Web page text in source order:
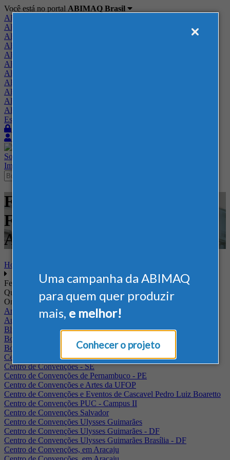
Uma campanha da ABIMAQ
para quem quer produzir
mais, e melhor!
Conhecer o projeto
Você está no portal ABIMAQ Brasil
ABIMAQ Brasil
ABIMAQ Minas Gerais
ABIMAQ Norte-Nordeste
ABIMAQ Paraná
ABIMAQ Piracicaba
ABIMAQ Ribeirão Preto
ABIMAQ Rio de Janeiro
ABIMAQ Rio Grande do Sul
ABIMAQ Santa Catarina
ABIMAQ São Paulo
ABIMAQ Vale do Paraíba
Escritório de Relações Governamentais
Sobre
Imprensa
Feiras - FIDAM Americana -
Feira Internacional -
Alimentício
Home
Feiras
Quando
Onde
Arena Jaguariuna
Auditório Albano Franco - FIEPA
Blumenau - SC
BolognaFiere
Boulevard Olimpico - RJ
Centro Internacional de Convenções do Brasil, em Brasília
Centro de Convenções - SE
Centro de Convenções de Pernambuco - PE
Centro de Convenções e Artes da UFOP
Centro de Convenções e Eventos de Cascavel Pedro Luiz Boaretto
Centro de Convenções PUC - Campus II
Centro de Convenções Salvador
Centro de Convenções Ulysses Guimarães
Centro de Convenções Ulysses Guimarães - DF
Centro de Convenções Ulysses Guimarães Brasília - DF
Centro de Convenções, em Aracaju